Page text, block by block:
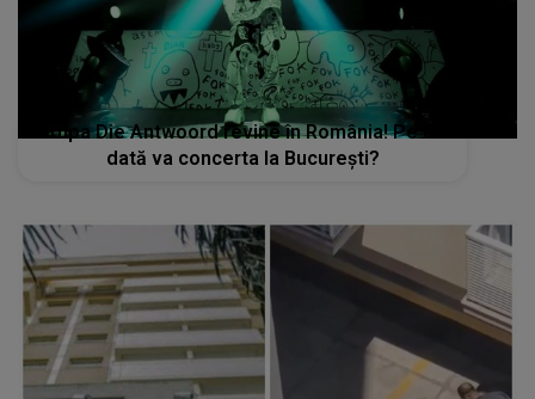
O super vedetă și-a găsit sfârșitul căzând de
la balconul unui hotel. Ce s-a întâmplat în
timp ce filma o scenă